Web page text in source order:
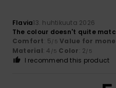
Flavia13. huhtikuuta 2026
The colour doesn't quite
Comfort: 5/5 Value for
Material: 4 /5 Color: 2/5
I recommend this product